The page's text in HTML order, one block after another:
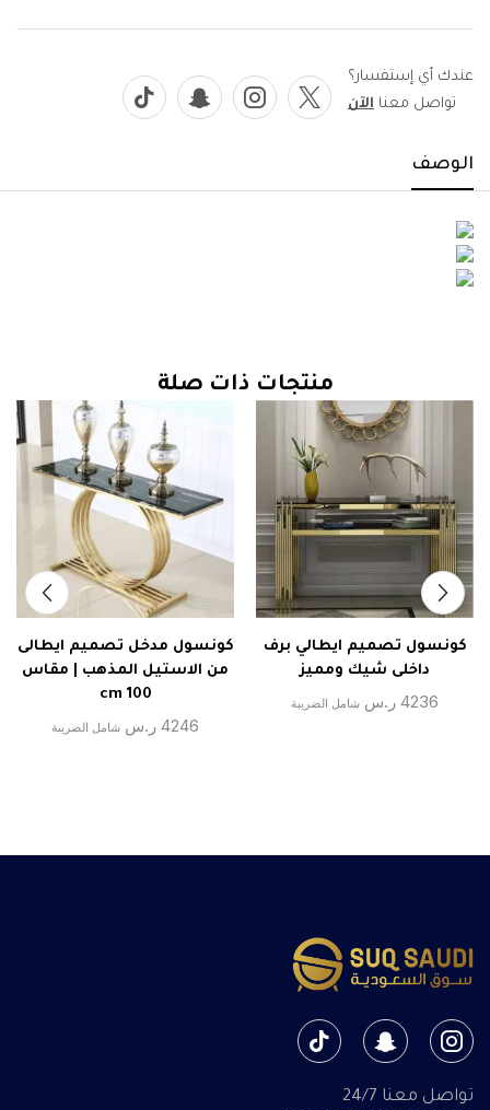
عندك أي إستفسار؟
تواصل معنا الآن
الوصف
منتجات ذات صلة
كونسول تصميم ايطالي برف
داخلى شيك ومميز
4236 ر.س شامل الضريبة
كونسول مدخل تصميم ايطالى
من الاستيل المذهب | مقاس
100 cm
4246 ر.س شامل الضريبة
تواصل معنا 24/7